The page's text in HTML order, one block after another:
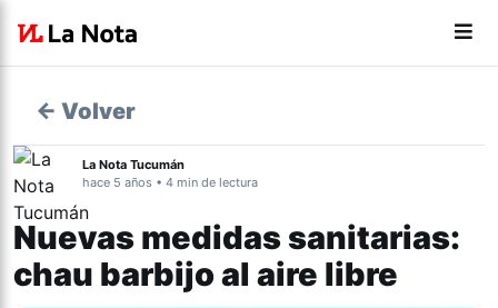
← Volver
La Nota Tucumán
hace 5 años • 4 min de lectura
Nuevas medidas sanitarias:
chau barbijo al aire libre